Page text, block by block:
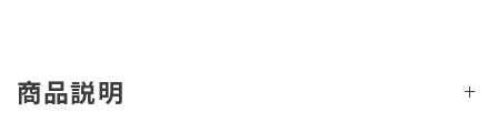
商品説明